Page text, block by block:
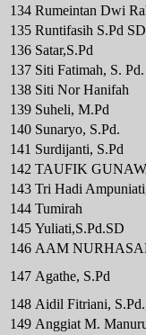
134 Rumeintan Dwi
135 Runtifasih S.Pd
136 Satar,S.Pd
137 Siti Fatimah, S.
138 Siti Nor Hanifah
139 Suheli, M.Pd
140 Sunaryo, S.Pd.
141 Surdijanti, S.Pd
142 TAUFIK
143 Tri Hadi
144 Tumirah
145 Yuliati,S.Pd.SD
146 AAM
147 Agathe, S.Pd
148 Aidil Fitriani,
149 Anggiat M.